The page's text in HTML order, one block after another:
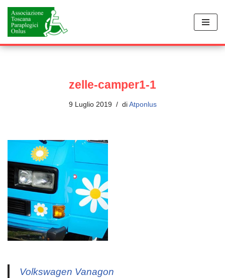
Vai
al
contenuto
zelle-camper1-1
9 Luglio 2019 di Atponlus
Volkswagen Vanagon